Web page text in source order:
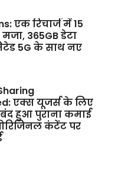
एक रिचार्ज में 15
365GB डेटा
5G के साथ नए
एक्स यूजर्स के लिए
हुआ पुराना कमाई
कंटेंट पर